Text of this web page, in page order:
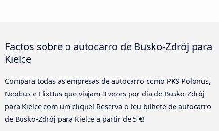
Factos sobre o autocarro de Busko-Zdrój para
Kielce
Compara todas as empresas de autocarro como PKS Polonus,
Neobus e FlixBus que viajam 3 vezes por dia de Busko-Zdrój
para Kielce com um clique! Reserva o teu bilhete de autocarro
de Busko-Zdrój para Kielce a partir de 5 €!